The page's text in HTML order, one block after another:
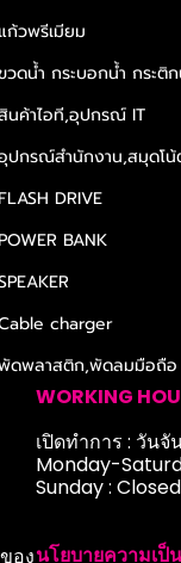
ก้วพรีเมียม
วดน้ำ กระบอกน้ำ กระติก
นค้าไอที,อุปกรณ์ IT
ปกรณ์สำนักงาน,สมุดโน้
DRIVE
BANK
charger
ดพลาสติก,พัดลมมือถือ
อง
WORKING
เปิดทำการ : วันจั
Monday-
Sunday : Closed
นโยบายความเป็